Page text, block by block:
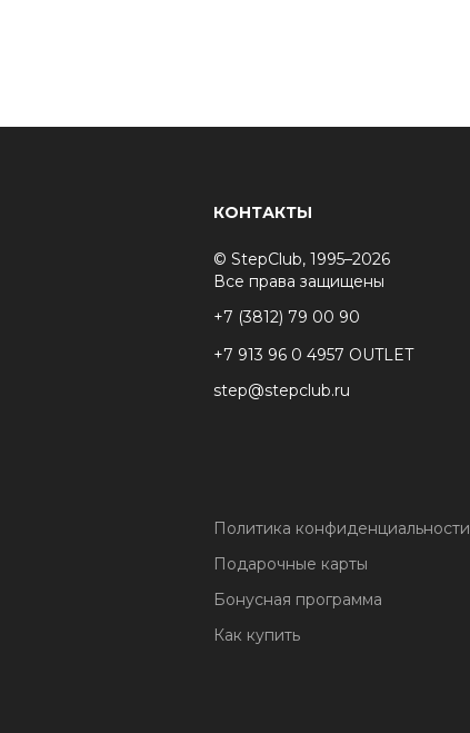
КОНТАКТЫ
© StepClub, 1995–2026
Все права защищены
+7 (3812) 79 00 90
+7 913 96 0 4957 OUTLET
step@stepclub.ru
Политика конфиденциальности
Подарочные карты
Бонусная программа
Как купить